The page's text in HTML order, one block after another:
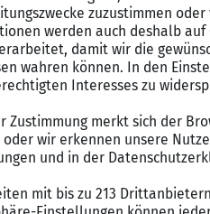
Backen hat, hat vielleicht
ist es derzeit nicht zuletzt
für
allem auch auf das
mit», sagt